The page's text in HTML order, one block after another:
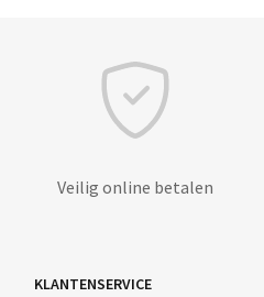
Veilig online betalen
KLANTENSERVICE